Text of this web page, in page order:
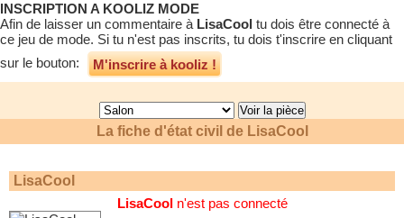
INSCRIPTION A KOOLIZ MODE
Afin de laisser un commentaire à LisaCool tu dois être connecté à
ce jeu de mode. Si tu n'est pas inscrits, tu dois t'inscrire en cliquant
sur le bouton:
M'inscrire à kooliz !
La fiche d'état civil de LisaCool
LisaCool
LisaCooln'est pas connecté